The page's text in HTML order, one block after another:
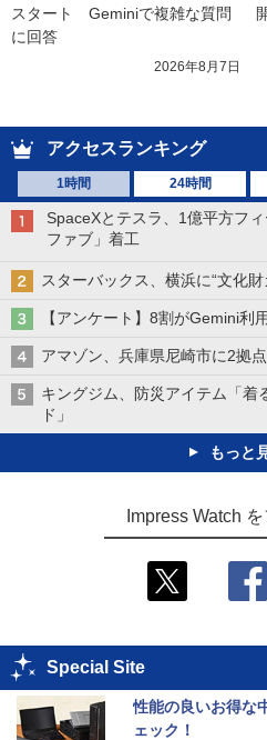
スタート　Geminiで複雑な質問
に回答
2026年8月7日
アクセスランキング
1時間 24時間
SpaceXとテスラ、1億平方フ
ファブ」着工
スターバックス、横浜に“文化
【アンケート】8割がGemini
アマゾン、兵庫県尼崎市に2拠
キングジム、防災アイテム「着
ド」
もっと
Impress Watch
Special Site
性能の良いお得な
ェック！